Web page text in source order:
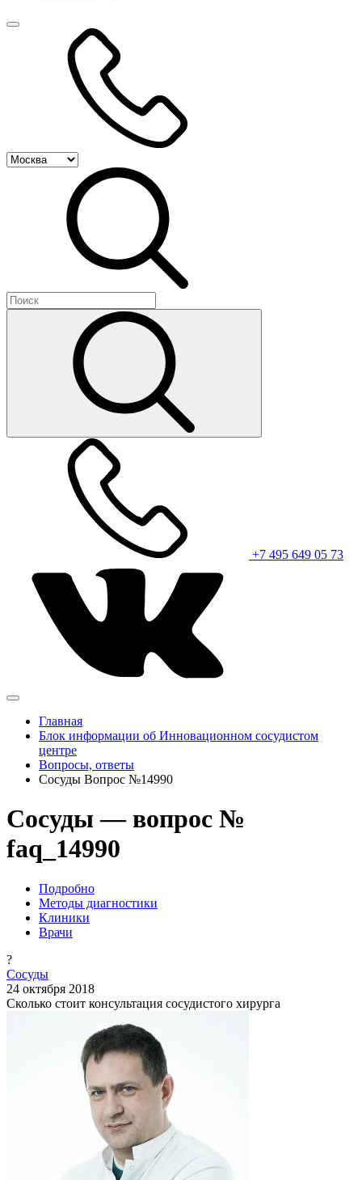
+7 495 649 05 73
Главная
Блок информации об Инновационном сосудистом
центре
Вопросы, ответы
Сосуды Вопрос №14990
Сосуды — вопрос №
faq_14990
Подробно
Методы диагностики
Клиники
Врачи
?
Сосуды
24 октября 2018
Сколько стоит консультация сосудистого хирурга